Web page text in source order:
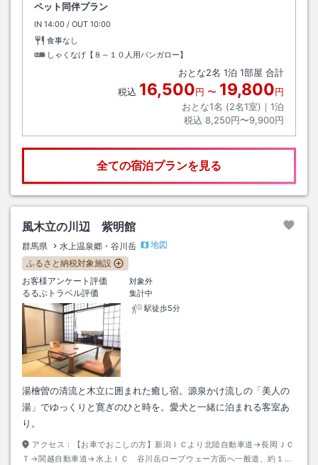
ペット同伴プラン
IN チェックイン
14:00 / OUT チェックアウト
10:00
食事なし
しゃくなげ【８～１０人用バンガロー】
おとな2名 1泊 1部屋 合計
税込 16,500円 〜 19,800円
おとな1名 (2名1室)｜ 1泊
税込 8,250円〜9,900円
全ての宿泊プランを見る
風木立の川辺 紫明館
群馬県 水上温泉郷・谷川岳
地図
ふるさと納税対象施設
お客様アンケート評価
対象外
るるぶトラベル評価
集計中
駅徒歩5分
湯檜曽の清流と木立に囲まれた癒し宿。源泉かけ流しの「美人の
湯」でゆっくりと寛ぎのひと時を。愛犬と一緒に泊まれる客室あ
り。
アクセス：
【お車でおこしの方】新潟ＩＣより北陸自動車道→長岡ＪＣ
Ｔ→関越自動車道→水上ＩＣ 谷川岳ロープウェー方面へ一般道、約１０